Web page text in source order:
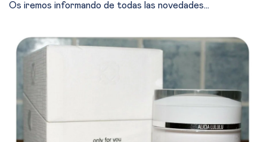
Os iremos informando de todas las novedades...